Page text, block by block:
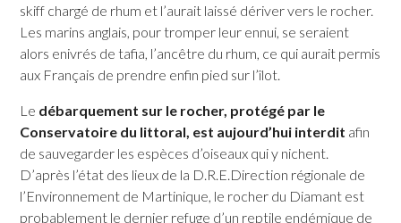
skiff chargé de rhum et l’aurait laissé dériver vers le rocher.
Les marins anglais, pour tromper leur ennui, se seraient
alors enivrés de tafia, l’ancêtre du rhum, ce qui aurait permis
aux Français de prendre enfin pied sur l’îlot.
Le débarquement sur le rocher, protégé par le
Conservatoire du littoral, est aujourd’hui interdit afin
de sauvegarder les espèces d’oiseaux qui y nichent.
D’après l’état des lieux de la D.R.E.Direction régionale de
l’Environnement de Martinique, le rocher du Diamant est
probablement le dernier refuge d’un reptile endémique de